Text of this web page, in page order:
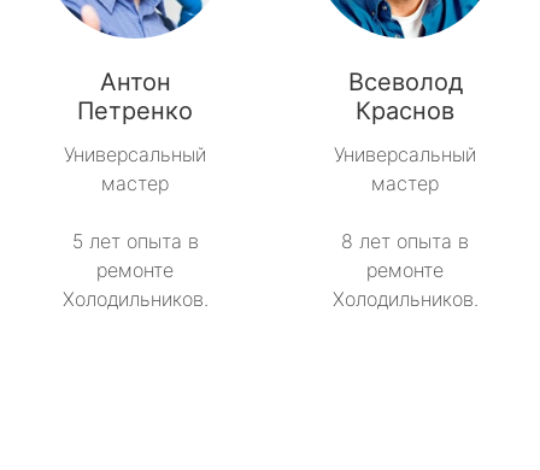
Антон
Петренко
Универсальный
мастер
5 лет опыта в
ремонте
Холодильников.
Всеволод
Краснов
Универсальный
мастер
8 лет опыта в
ремонте
Холодильников.